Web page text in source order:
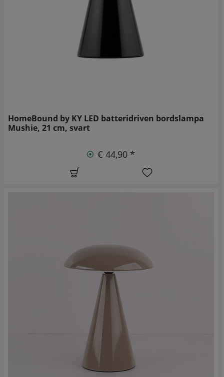
HomeBound by KY LED batteridriven bordslampa
Mushie, 21 cm, svart
€ 44,90 *